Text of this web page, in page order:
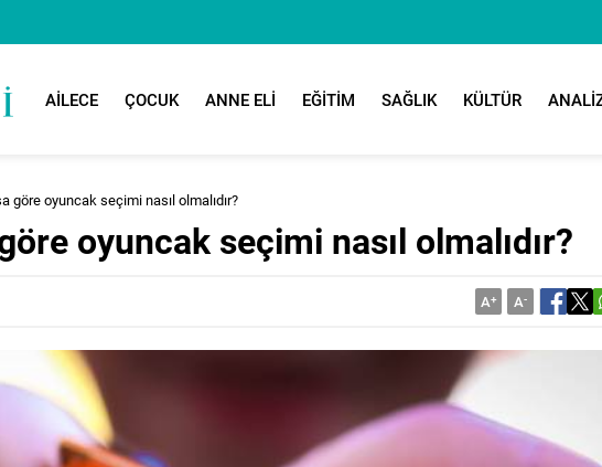
AİLECE ÇOCUK ANNE ELİ EĞİTİM SAĞLIK KÜLTÜR
göre oyuncak seçimi nasıl olmalıdır?
oyuncak seçimi nasıl olmalıdır?
A+ A-